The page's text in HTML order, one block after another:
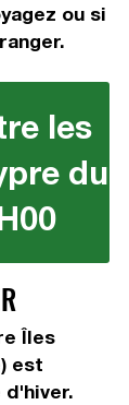
ou si
les
du
Îles
est